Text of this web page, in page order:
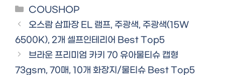
Categories
COUSHOP
오스람 삼파장 EL 램프, 주광색, 주광색(15W
6500K), 2개 셀프인테리어 Best Top5
브라운 프리미엄 카키 70 유아물티슈 캡형
73gsm, 70매, 10개 화장지/물티슈 Best Top5